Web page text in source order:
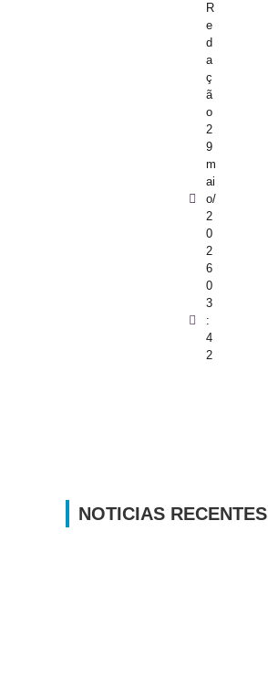
R
e
d
a
ç
ã
o
2
9
m
ai
o/
2
0
2
6
0
3
:
4
2
NOTICIAS RECENTES